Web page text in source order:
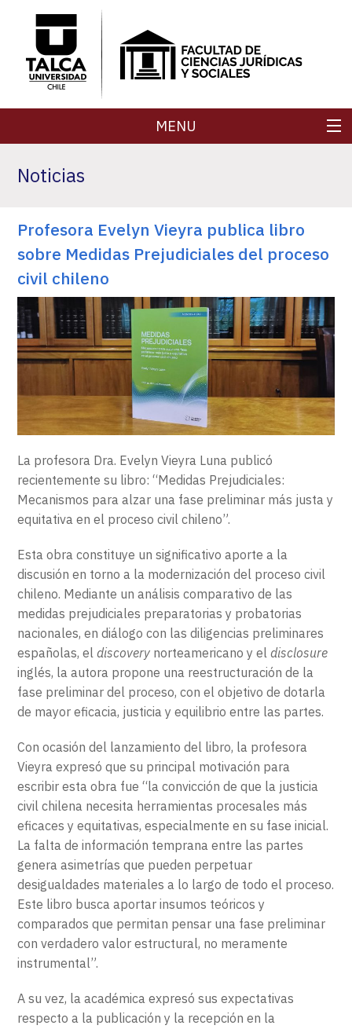
MENU
POSTGRADOS
REVISTAS
INVESTIGACIÓN
EXTENSIÓN
CONTACTO
Noticias
Profesora Evelyn Vieyra publica libro
sobre Medidas Prejudiciales del proceso
civil chileno
La profesora Dra. Evelyn Vieyra Luna publicó
recientemente su libro: “Medidas Prejudiciales:
Mecanismos para alzar una fase preliminar más justa y
equitativa en el proceso civil chileno”.
Esta obra constituye un significativo aporte a la
discusión en torno a la modernización del proceso civil
chileno. Mediante un análisis comparativo de las
medidas prejudiciales preparatorias y probatorias
nacionales, en diálogo con las diligencias preliminares
españolas, eldiscovery norteamericano y eldisclosure
inglés, la autora propone una reestructuración de la
fase preliminar del proceso, con el objetivo de dotarla
de mayor eficacia, justicia y equilibrio entre las partes.
Con ocasión del lanzamiento del libro, la profesora
Vieyra expresó que su principal motivación para
escribir esta obra fue “la convicción de que la justicia
civil chilena necesita herramientas procesales más
eficaces y equitativas, especialmente en su fase inicial.
La falta de información temprana entre las partes
genera asimetrías que pueden perpetuar
desigualdades materiales a lo largo de todo el proceso.
Este libro busca aportar insumos teóricos y
comparados que permitan pensar una fase preliminar
con verdadero valor estructural, no meramente
instrumental”.
A su vez, la académica expresó sus expectativas
respecto a la publicación y la recepción en la